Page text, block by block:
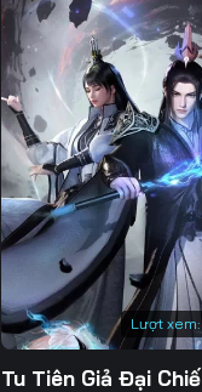
Lượt xem: